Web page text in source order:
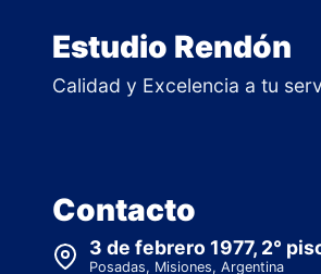
Estudio Rendón
Calidad y Excelencia a tu
Contacto
3 de febrero 1977, 2°
Posadas, Misiones, Argentina